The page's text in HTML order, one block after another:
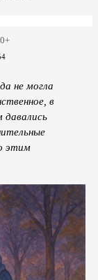
не могла
в
давались
этим